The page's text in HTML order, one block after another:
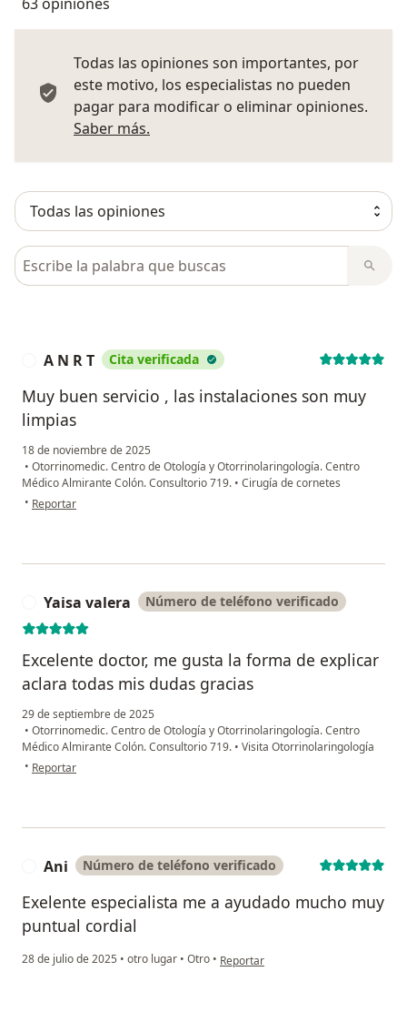
Todas las opiniones son importantes, por
este motivo, los especialistas no pueden
pagar para modificar o eliminar opiniones.
Saber más.
Busca en opiniones
A N R T Cita verificada
Muy buen servicio , las instalaciones son muy
limpias
18 de noviembre de 2025
• Otorrinomedic. Centro de Otología y Otorrinolaringología. Centro
Médico Almirante Colón. Consultorio 719. • Cirugía de cornetes
• en opinión del usuario A N R T
Reportar
Yaisa valera Número de teléfono verificado
Excelente doctor, me gusta la forma de explicar
aclara todas mis dudas gracias
29 de septiembre de 2025
• Otorrinomedic. Centro de Otología y Otorrinolaringología. Centro
Médico Almirante Colón. Consultorio 719. • Visita Otorrinolaringología
• en opinión del usuario Yaisa valera
Reportar
Ani Número de teléfono verificado
Exelente especialista me a ayudado mucho muy
puntual cordial
28 de julio de 2025 • otro lugar • Otro • en opinión del usuario Ani
Reportar